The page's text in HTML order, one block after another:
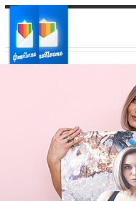
Ваш регион доставки
Выберите из списка: